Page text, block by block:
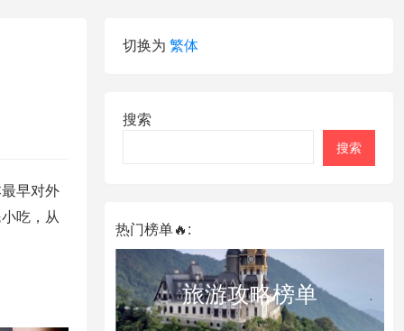
早对外
吃，从
切换为 繁体
搜索
搜索
热门榜单🔥:
旅游攻略榜单